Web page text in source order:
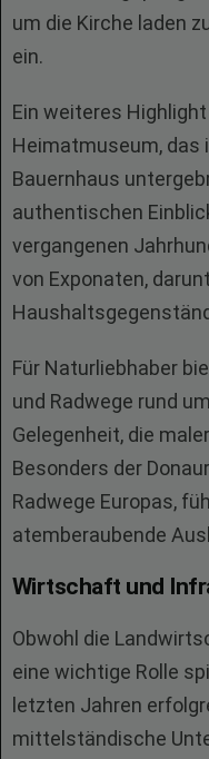
um die Kirche laden
ein.
Ein weiteres
Heimatmuseum, das
Bauernhaus
authentischen
vergangenen
von Exponaten,
Für Naturliebhaber
und Radwege rund
Gelegenheit, die
Besonders der
Radwege Europas,
atemberaubende
Wirtschaft und
Obwohl die
eine wichtige Rolle
letzten Jahren
mittelständische